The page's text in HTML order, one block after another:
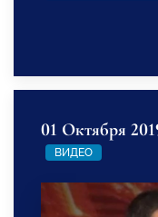
01 Октября
ВИДЕО